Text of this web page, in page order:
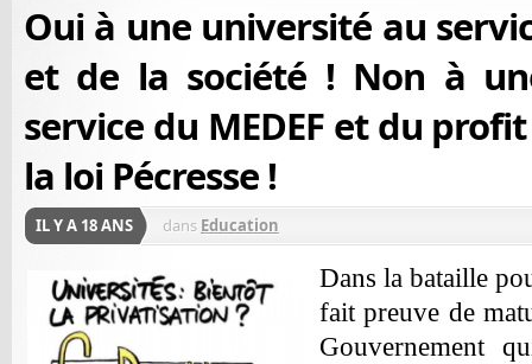
Oui à une université au
et de la société ! Non à
service du MEDEF et du
la loi Pécresse !
IL Y A 18 ANS dans Education
Dans la bataille
fait preuve de
Gouvernement